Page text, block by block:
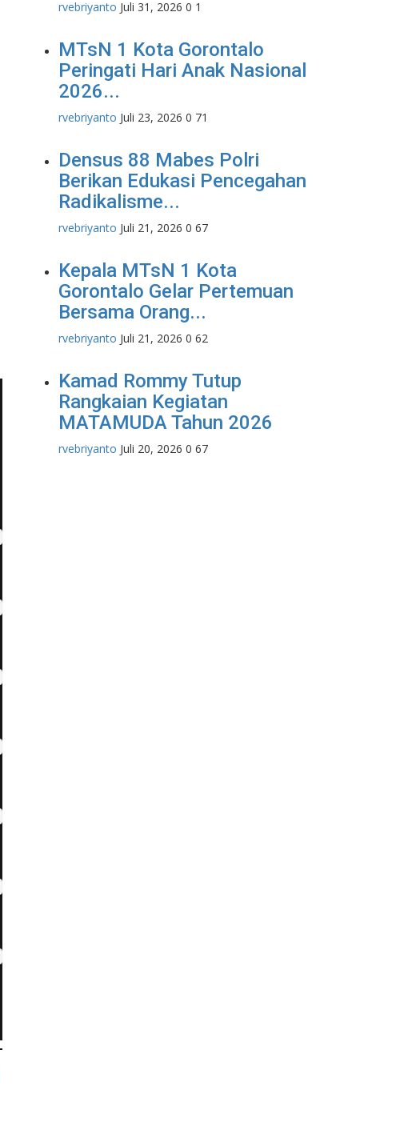
rvebriyanto Juli 31, 2026 0 1
MTsN 1 Kota Gorontalo
Peringati Hari Anak Nasional
2026...
rvebriyanto Juli 23, 2026 0 71
Densus 88 Mabes Polri
Berikan Edukasi Pencegahan
Radikalisme...
rvebriyanto Juli 21, 2026 0 67
Kepala MTsN 1 Kota
Gorontalo Gelar Pertemuan
Bersama Orang...
rvebriyanto Juli 21, 2026 0 62
Kamad Rommy Tutup
Rangkaian Kegiatan
MATAMUDA Tahun 2026
rvebriyanto Juli 20, 2026 0 67